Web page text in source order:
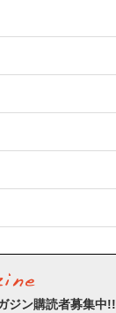
ジン購読者募集中!!